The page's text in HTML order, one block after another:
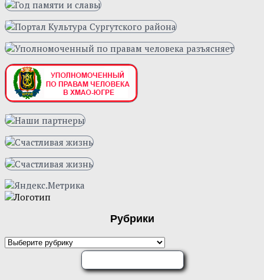
Рубрики
Рубрики